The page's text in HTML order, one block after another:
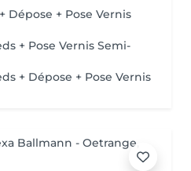
Dépose + Pose Vernis
+ Pose Vernis Semi-
+ Dépose + Pose Vernis